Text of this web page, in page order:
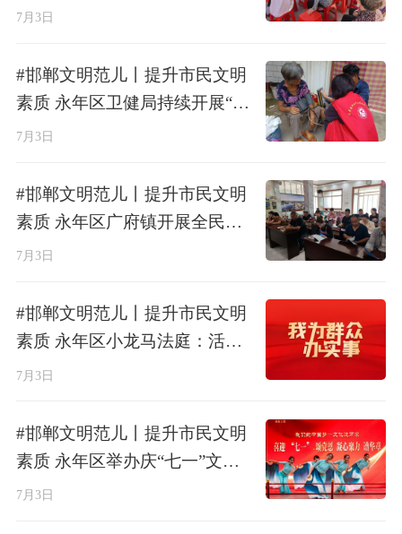
护老年人晚年安宁
7月3日
#邯郸文明范儿丨提升市民文明
素质 永年区卫健局持续开展“健
康小屋”送医上门医疗服务
7月3日
#邯郸文明范儿丨提升市民文明
素质 永年区广府镇开展全民阅
读文明实践活动 农家书屋书香
7月3日
#邯郸文明范儿丨提升市民文明
素质 永年区小龙马法庭：活用
太极和合之道 温情化解家事探
7月3日
#邯郸文明范儿丨提升市民文明
素质 永年区举办庆“七一”文艺
惠民活动
7月3日